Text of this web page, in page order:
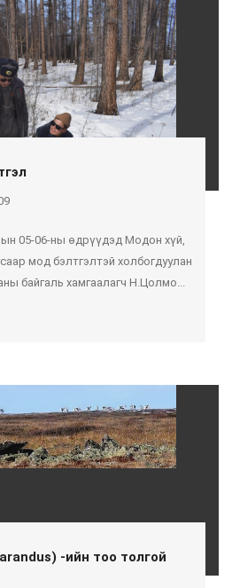
05-06-ны өдрүүдэд Модон хүй,
мод бэлтгэлтэй холбогдуулан
байгаль хамгаалагч Н.Цолмо...
-ийн тоо толгой